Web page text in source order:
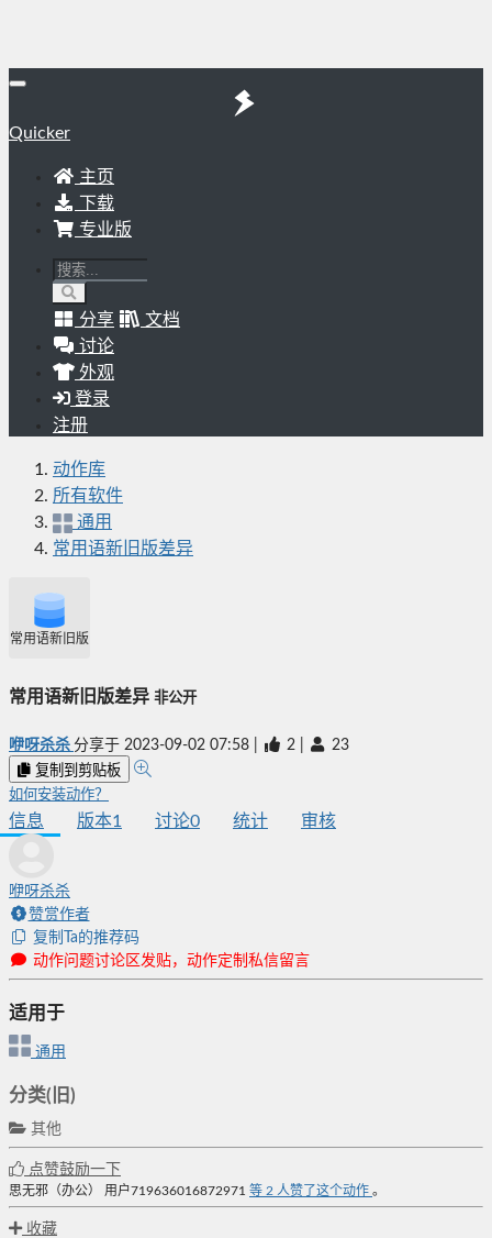
Quicker
主页
下载
专业版
分享
文档
讨论
外观
登录
注册
动作库
所有软件
通用
常用语新旧版差异
常用语新旧版差异
常用语新旧版差异 非公开
咿呀杀杀 分享于 2023-09-02 07:58 2 23
复制到剪贴板
如何安装动作？
信息 版本1 讨论0 统计 审核
咿呀杀杀
赞赏作者
复制Ta的推荐码
动作问题讨论区发贴，动作定制私信留言
适用于
通用
分类(旧)
其他
点赞鼓励一下
思无邪（办公） 用户719636016872971 等 2 人赞了这个动作 。
收藏